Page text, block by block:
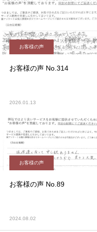
お客様の声
お客様の声 No.314
2026.01.13
お客様の声
お客様の声 No.89
2024.08.02